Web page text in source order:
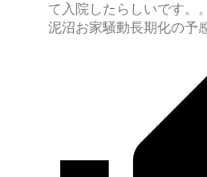
て入院したらしいです。。
泥沼お家騒動長期化の予